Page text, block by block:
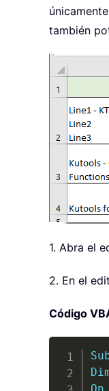
también
1. Abra el
2. En el
Código